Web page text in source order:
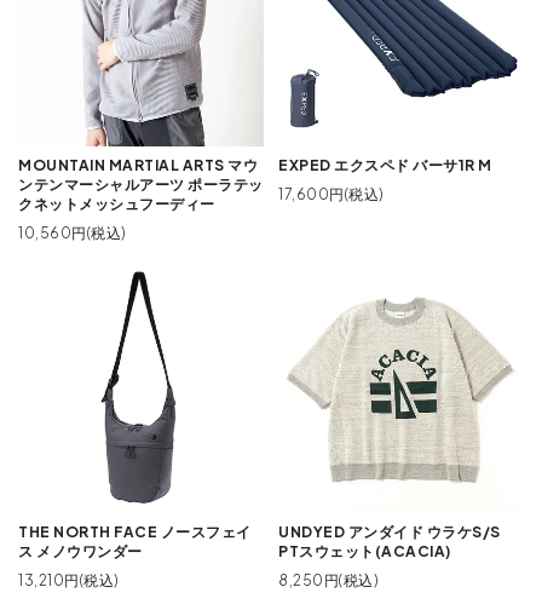
MOUNTAIN MARTIAL ARTS マウ
ンテンマーシャルアーツ ポーラテッ
クネットメッシュフーディー
10,560円(税込)
EXPED エクスペド バーサ1R M
17,600円(税込)
THE NORTH FACE ノースフェイ
ス メノウワンダー
13,210円(税込)
UNDYED アンダイド ウラケS/S
PTスウェット(ACACIA)
8,250円(税込)